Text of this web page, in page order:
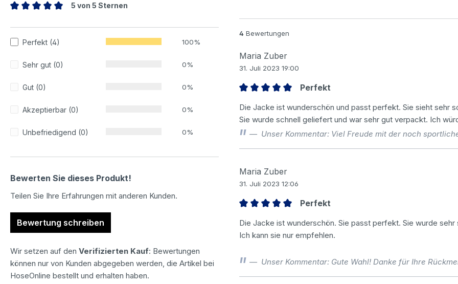
5 von 5 Sternen
Perfekt (4) 100%
Sehr gut (0) 0%
Gut (0) 0%
Akzeptierbar (0) 0%
Unbefriedigend (0) 0%
Bewerten Sie dieses Produkt!
Teilen Sie Ihre Erfahrungen mit anderen Kunden.
Bewertung schreiben
Wir setzen auf den Verifizierten Kauf: Bewertungen
können nur von Kunden abgegeben werden, die Artikel bei
HoseOnline bestellt und erhalten haben.
4 Bewertungen
Maria Zuber
31. Juli 2023 19:00
Perfekt
Die Jacke ist wunderschön und passt perfekt. Sie sieht sehr
Sie wurde schnell geliefert und war sehr gut verpackt. Ich
Unser Kommentar: Viel Freude mit der noch
Maria Zuber
31. Juli 2023 12:06
Perfekt
Die Jacke ist wunderschön. Sie passt perfekt. Sie wurde
Ich kann sie nur empfehlen.
Unser Kommentar: Gute Wahl! Danke für Ihre